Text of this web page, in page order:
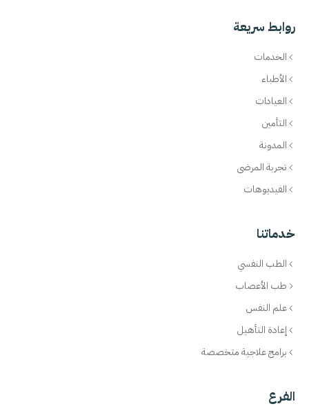
روابط سريعة
الخدمات
الأطباء
العيادات
التأمين
المدونة
تجربة المرضى
الفيديوهات
خدماتنا
الطب النفسي
طب الأعصاب
علم النفس
إعادة التأهيل
برامج علاجية متخصصة
الفرع